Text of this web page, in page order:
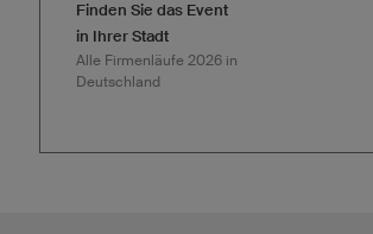
Finden Sie das Event
in Ihrer Stadt
Alle Firmenläufe 2026 in
Deutschland